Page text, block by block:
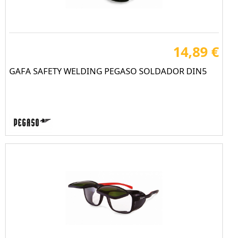
14,89 €
GAFA SAFETY WELDING PEGASO SOLDADOR DIN5